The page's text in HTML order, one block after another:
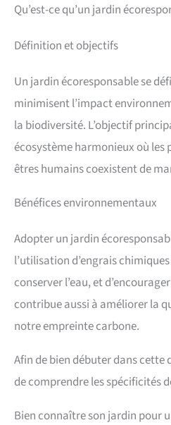
Qu’est-ce qu’un jardin
Définition et objectifs
Un jardin écoresponsable se
minimisent l’impact
la biodiversité. L’objectif
écosystème harmonieux où les
êtres humains coexistent de
Bénéfices environnementaux
Adopter un jardin
l’utilisation d’engrais
conserver l’eau, et
contribue aussi à améliorer la
notre empreinte carbone.
Afin de bien débuter dans cette
de comprendre les spécificités
Bien connaître son jardin pour